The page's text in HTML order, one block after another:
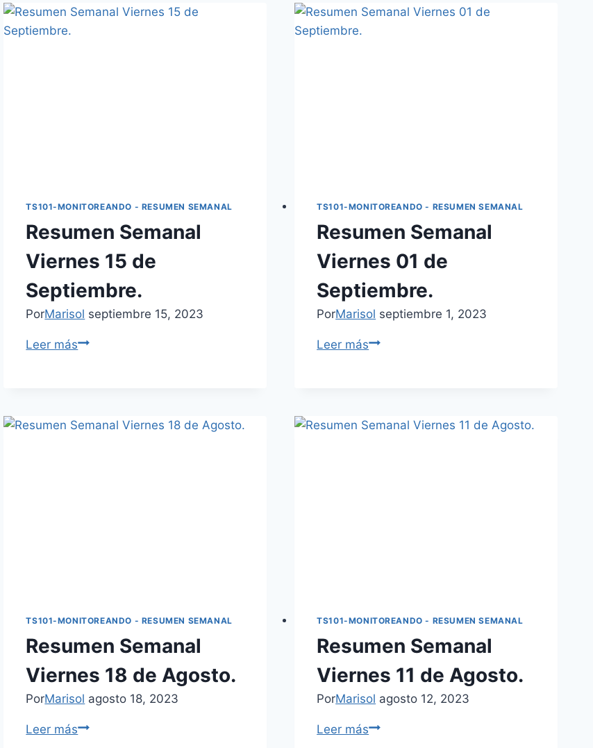
TS101-MONITOREANDO - RESUMEN SEMANAL
Resumen Semanal
Viernes 15 de
Septiembre.
PorMarisol septiembre 15, 2023
Leer más
TS101-MONITOREANDO - RESUMEN SEMANAL
Resumen Semanal
Viernes 01 de
Septiembre.
PorMarisol septiembre 1, 2023
Leer más
TS101-MONITOREANDO - RESUMEN SEMANAL
Resumen Semanal
Viernes 18 de Agosto.
PorMarisol agosto 18, 2023
Leer más
TS101-MONITOREANDO - RESUMEN SEMANAL
Resumen Semanal
Viernes 11 de Agosto.
PorMarisol agosto 12, 2023
Leer más